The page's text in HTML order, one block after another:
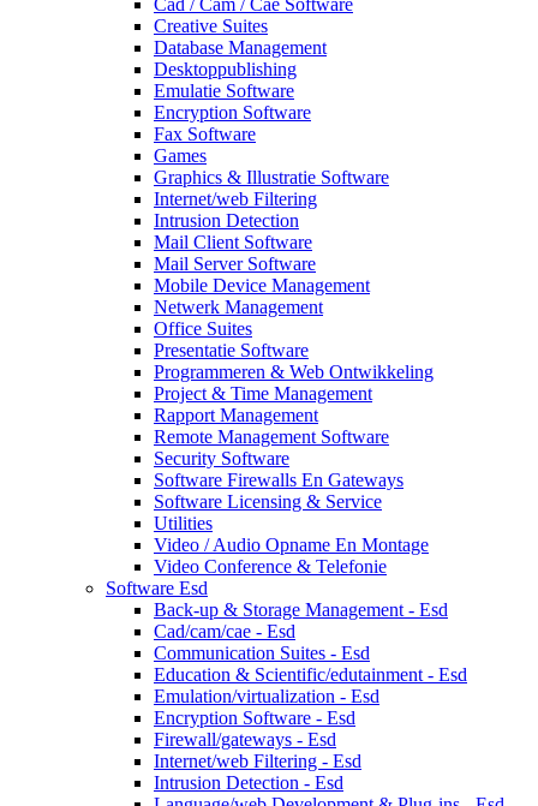
Creative Suites
Database Management
Desktoppublishing
Emulatie Software
Encryption Software
Fax Software
Games
Graphics & Illustratie Software
Internet/web Filtering
Intrusion Detection
Mail Client Software
Mail Server Software
Mobile Device Management
Netwerk Management
Office Suites
Presentatie Software
Programmeren & Web Ontwikkeling
Project & Time Management
Rapport Management
Remote Management Software
Security Software
Software Firewalls En Gateways
Software Licensing & Service
Utilities
Video / Audio Opname En Montage
Video Conference & Telefonie
Software Esd
Back-up & Storage Management - Esd
Cad/cam/cae - Esd
Communication Suites - Esd
Education & Scientific/edutainment - Esd
Emulation/virtualization - Esd
Encryption Software - Esd
Firewall/gateways - Esd
Internet/web Filtering - Esd
Intrusion Detection - Esd